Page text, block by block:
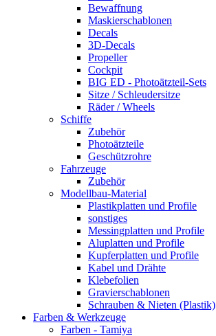
Bewaffnung
Maskierschablonen
Decals
3D-Decals
Propeller
Cockpit
BIG ED - Photoätzteil-Sets
Sitze / Schleudersitze
Räder / Wheels
Schiffe
Zubehör
Photoätzteile
Geschützrohre
Fahrzeuge
Zubehör
Modellbau-Material
Plastikplatten und Profile
sonstiges
Messingplatten und Profile
Aluplatten und Profile
Kupferplatten und Profile
Kabel und Drähte
Klebefolien
Gravierschablonen
Schrauben & Nieten (Plastik)
Farben & Werkzeuge
Farben - Tamiya